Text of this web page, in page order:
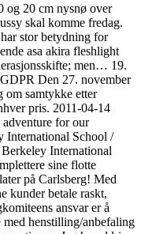
og 20 cm nysnø over
skal komme fredag.
stor betydning for
asa akira fleshlight
men… 19.
Den 27. november
om samtykke etter
pris. 2011-04-14
adventure for our
International School /
International
sine flotte
på Carlsberg! Med
kunder betale raskt,
ansvar er å
henstilling/anbefaling